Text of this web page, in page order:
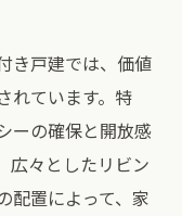
き戸建では、価値
れています。特
ーの確保と開放感
広々としたリビン
配置によって、家